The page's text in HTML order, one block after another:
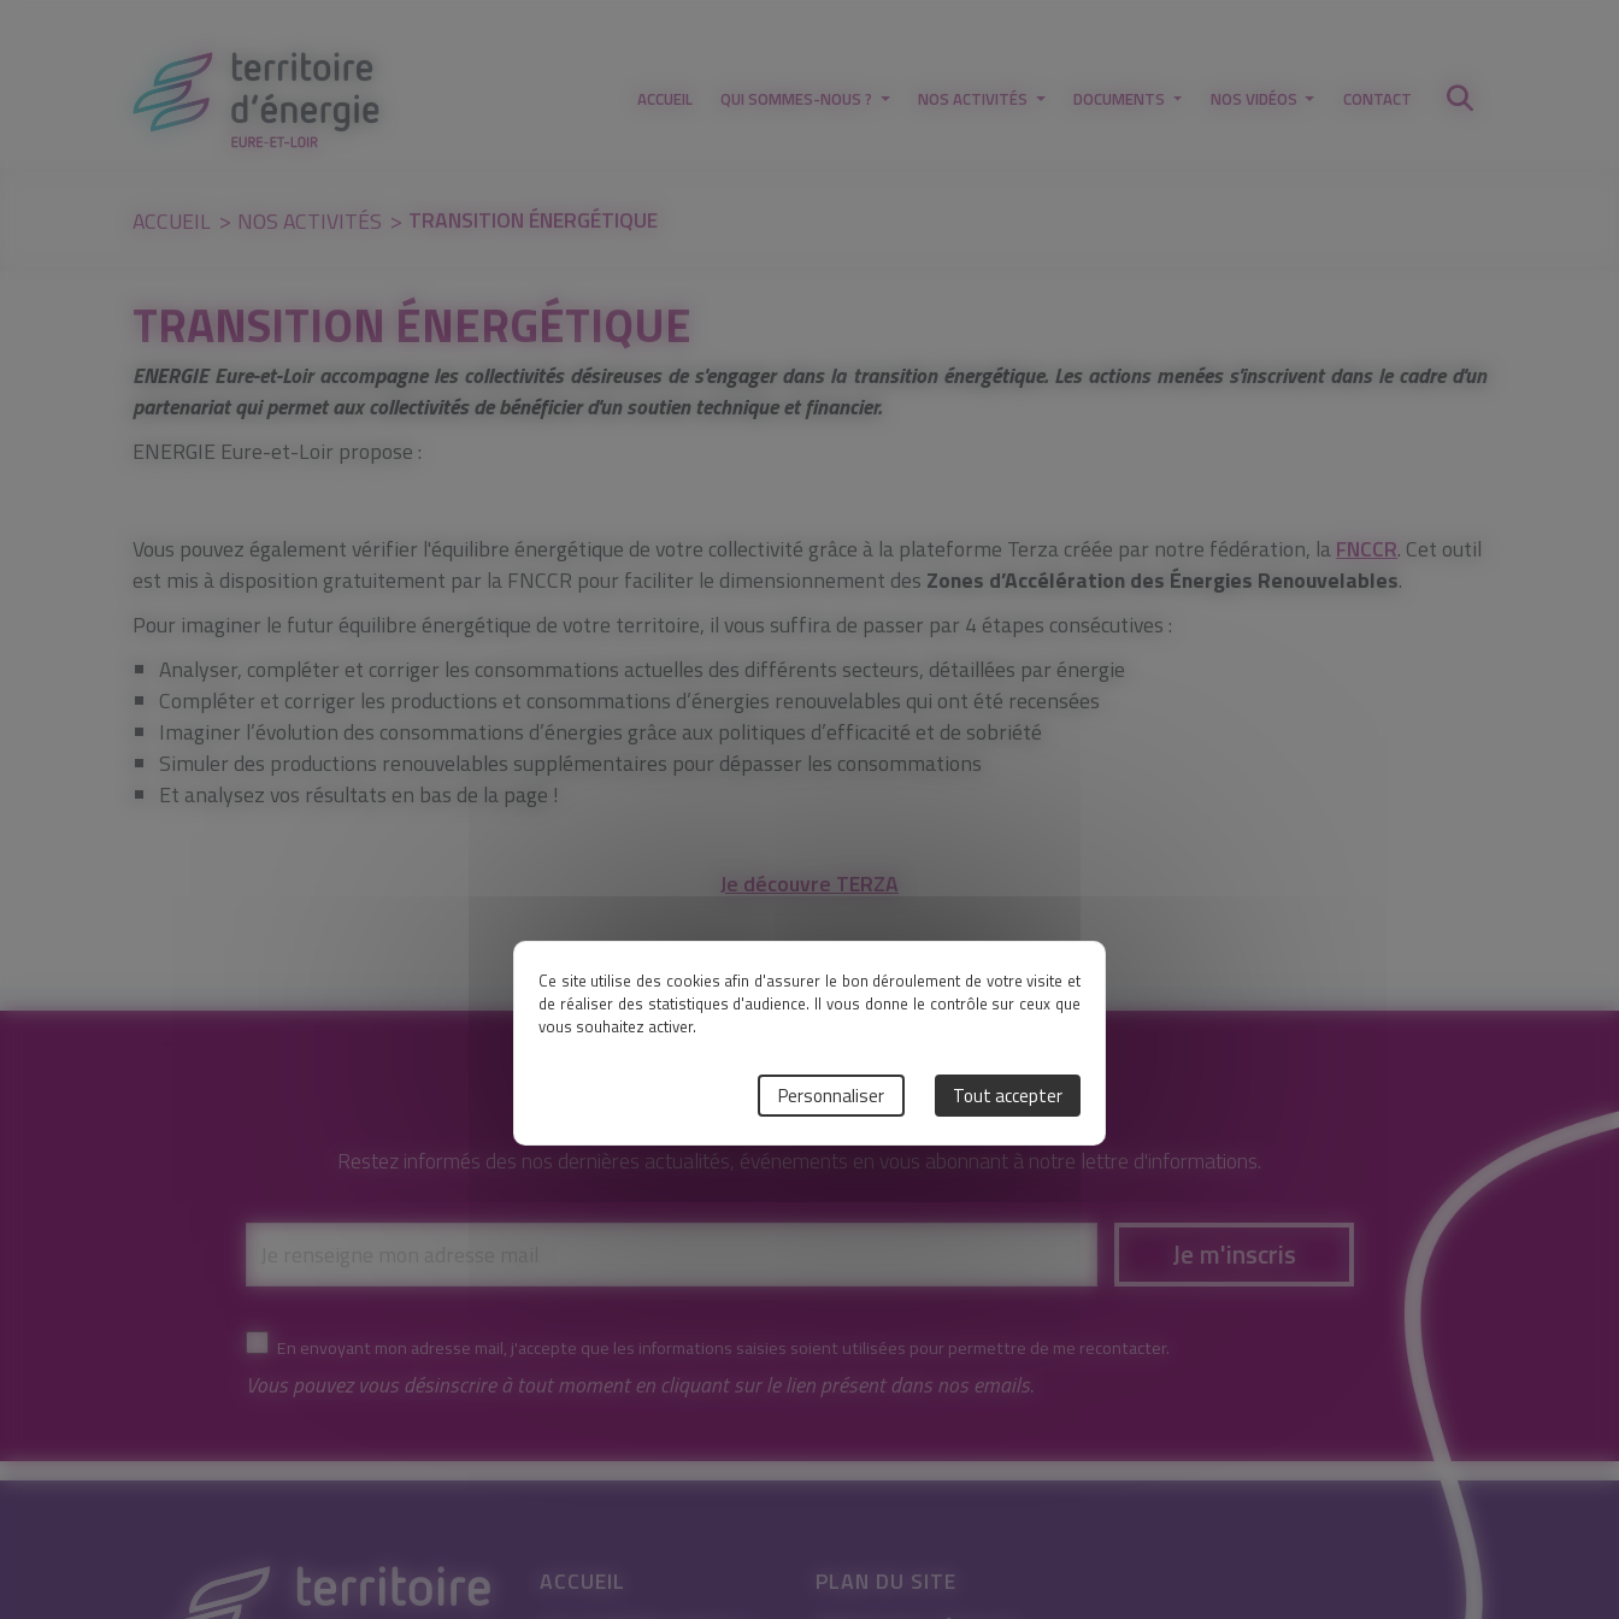
Ce site utilise des cookies afin d'assurer le bon déroulement de votre visite et
de réaliser des statistiques d'audience. Il vous donne le contrôle sur ceux que
vous souhaitez activer.
Tout accepter
Personnaliser
ACCUEIL QUI SOMMES-NOUS ? NOS ACTIVITÉS DOCUMENTS NOS VIDÉOS CONTACT
ACCUEIL NOS ACTIVITÉS TRANSITION ÉNERGÉTIQUE
TRANSITION ÉNERGÉTIQUE
ENERGIE Eure-et-Loir accompagne les collectivités désireuses de s'engager dans la transition énergétique. Les actions menées s'inscrivent dans le cadre d'un
partenariat qui permet aux collectivités de bénéficier d'un soutien technique et financier.
ENERGIE Eure-et-Loir propose :
Vous pouvez également vérifier l'équilibre énergétique de votre collectivité grâce à la plateforme Terza créée par notre fédération, laFNCCR. Cet outil
est mis à disposition gratuitement par la FNCCR pour faciliter le dimensionnement des Zones d’Accélération des Énergies Renouvelables.
Pour imaginer le futur équilibre énergétique de votre territoire, il vous suffira de passer par 4 étapes consécutives :
Analyser, compléter et corriger les consommations actuelles des différents secteurs, détaillées par énergie
Compléter et corriger les productions et consommations d’énergies renouvelables qui ont été recensées
Imaginer l’évolution des consommations d’énergies grâce aux politiques d’efficacité et de sobriété
Simuler des productions renouvelables supplémentaires pour dépasser les consommations
Et analysez vos résultats en bas de la page !
Je découvre TERZA
NEWSLETTER
Restez informés des nos dernières actualités, événements en vous abonnant à notre lettre d'informations.
Je m'inscris
En envoyant mon adresse mail, j'accepte que les informations saisies soient utilisées pour permettre de me recontacter.
Vous pouvez vous désinscrire à tout moment en cliquant sur le lien présent dans nos emails.
ACCUEIL
PLAN DU SITE